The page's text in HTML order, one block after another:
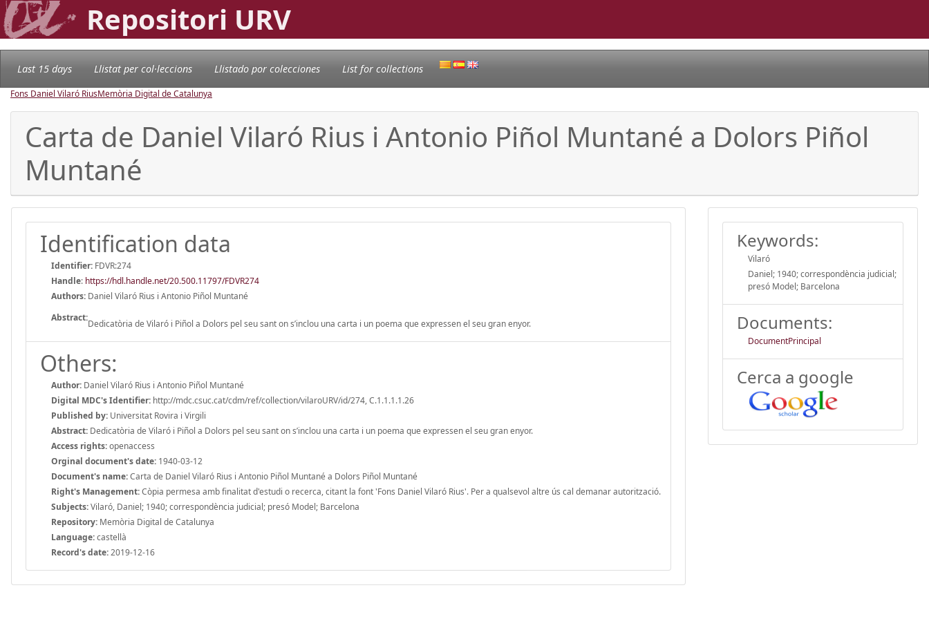
Repositori URV
Last 15 days Llistat per col·leccions Llistado por colecciones List for collections
Fons Daniel Vilaró RiusMemòria Digital de Catalunya
Carta de Daniel Vilaró Rius i Antonio Piñol Muntané a Dolors Piñol
Muntané
Identification data
Identifier: FDVR:274
Handle: https://hdl.handle.net/20.500.11797/FDVR274
Authors: Daniel Vilaró Rius i Antonio Piñol Muntané
Abstract:
Dedicatòria de Vilaró i Piñol a Dolors pel seu sant on s’inclou una carta i un poema que expressen el seu gran enyor.
Others:
Author: Daniel Vilaró Rius i Antonio Piñol Muntané
Digital MDC's Identifier: http://mdc.csuc.cat/cdm/ref/collection/vilaroURV/id/274, C.1.1.1.1.26
Published by: Universitat Rovira i Virgili
Abstract: Dedicatòria de Vilaró i Piñol a Dolors pel seu sant on s’inclou una carta i un poema que expressen el seu gran enyor.
Access rights:openaccess
Orginal document's date: 1940-03-12
Document's name:Carta de Daniel Vilaró Rius i Antonio Piñol Muntané a Dolors Piñol Muntané
Right's Management:Còpia permesa amb finalitat d'estudi o recerca, citant la font 'Fons Daniel Vilaró Rius'. Per a qualsevol altre ús cal demanar autorització.
Subjects:Vilaró, Daniel; 1940; correspondència judicial; presó Model; Barcelona
Repository: Memòria Digital de Catalunya
Language:castellà
Record's date:2019-12-16
Keywords:
Vilaró
Daniel; 1940; correspondència judicial;
presó Model; Barcelona
Documents:
DocumentPrincipal
Cerca a google